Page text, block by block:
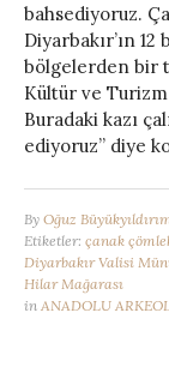
bahsediyoruz.
Diyarbakır’ın
bölgelerden bir
Kültür ve Turizm
Buradaki kazı
ediyoruz” diye
By Oğuz
Etiketler: çanak
Diyarbakır Valisi
Hilar Mağarası
in ANADOLU